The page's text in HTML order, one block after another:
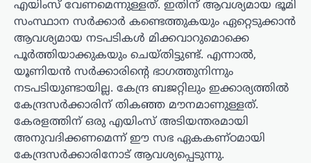
എയിംസ് വേണമെന്നുള്ളത്. ഇതിന് ആവശ്യമായ ഭൂമി
സംസ്ഥാന സര്‍ക്കാര്‍ കണ്ടെത്തുകയും ഏറ്റെടുക്കാന്‍
ആവശ്യമായ നടപടികള്‍ മിക്കവാറുമൊക്കെ
പൂര്‍ത്തിയാക്കുകയും ചെയ്തിട്ടുണ്ട്. എന്നാല്‍,
യൂണിയന്‍ സര്‍ക്കാരിന്റെ ഭാഗത്തുനിന്നും
നടപടിയുണ്ടായില്ല. കേന്ദ്ര ബജറ്റിലും ഇക്കാര്യത്തില്‍
കേന്ദ്രസര്‍ക്കാരിന് തികഞ്ഞ മൗനമാണുള്ളത്.
കേരളത്തിന് ഒരു എയിംസ് അടിയന്തരമായി
അനുവദിക്കണമെന്ന് ഈ സഭ ഏകകണ്ഠമായി
കേന്ദ്രസര്‍ക്കാരിനോട് ആവശ്യപ്പെടുന്നു.